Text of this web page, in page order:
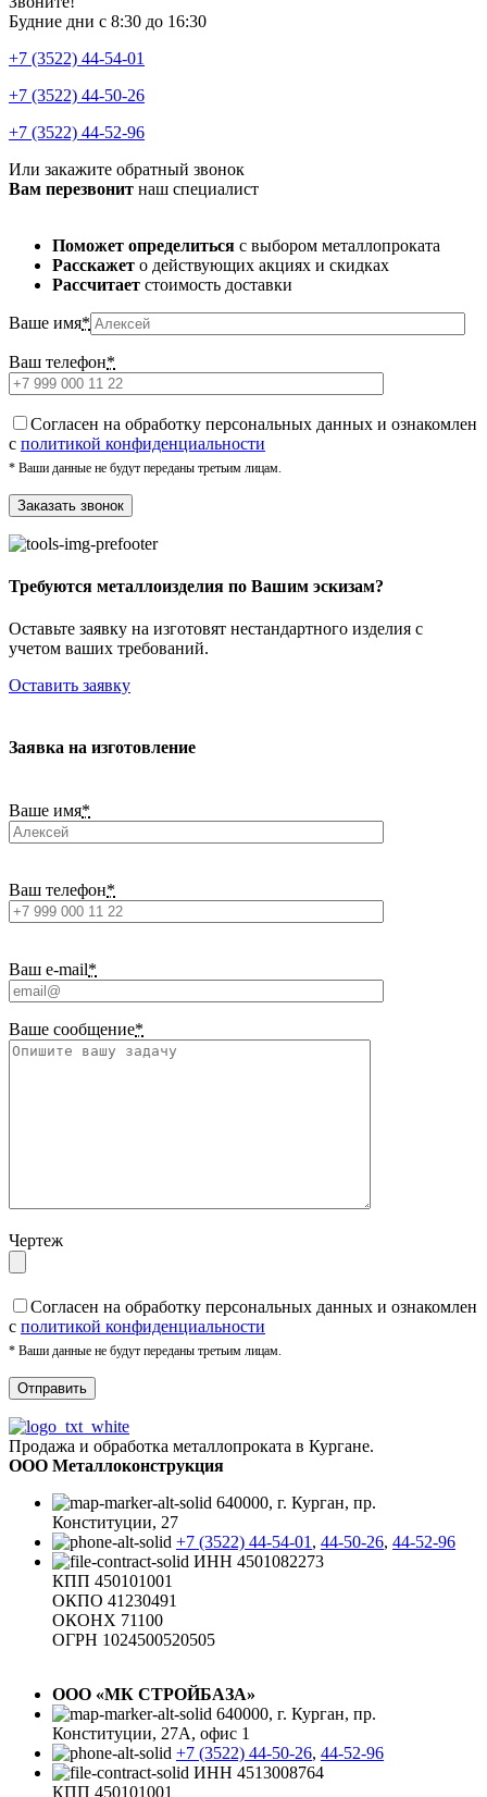
Будние дни с 8:30 до 16:30
+7 (3522) 44-54-01
+7 (3522) 44-50-26
+7 (3522) 44-52-96
Или закажите обратный звонок
Вам перезвонит наш специалист
Поможет определиться с выбором металлопроката
Расскажет о действующих акциях и скидках
Рассчитает стоимость доставки
Ваше имя*
Ваш телефон*
Cогласен на обработку персональных данных и ознакомлен
с политикой конфиденциальности
* Ваши данные не будут переданы третьим лицам.
Требуются металлоизделия по Вашим эскизам?
Оставьте заявку на изготовят нестандартного изделия с
учетом ваших требований.
Оставить заявку
Заявка на изготовление
Ваше имя*
Ваш телефон*
Ваш e-mail*
Ваше сообщение*
Чертеж
Cогласен на обработку персональных данных и ознакомлен
с политикой конфиденциальности
* Ваши данные не будут переданы третьим лицам.
Продажа и обработка металлопроката в Кургане.
ООО Металлоконструкция
640000, г. Курган, пр.
Конституции, 27
+7 (3522) 44-54-01 , 44-50-26, 44-52-96
ИНН 4501082273
КПП 450101001
ОКПО 41230491
ОКОНХ 71100
ОГРН 1024500520505
ООО «МК СТРОЙБАЗА»
640000, г. Курган, пр.
Конституции, 27А, офис 1
+7 (3522) 44-50-26, 44-52-96
ИНН 4513008764
КПП 450101001